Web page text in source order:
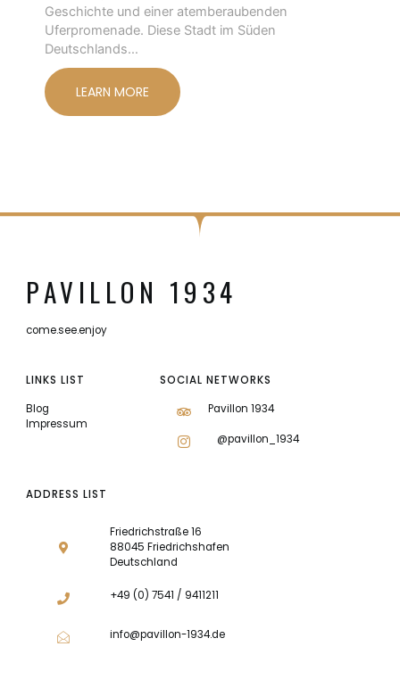
Geschichte und einer atemberaubenden
Uferpromenade. Diese Stadt im Süden
Deutschlands…
LEARN MORE
ADDRESS LIST
Friedrichstraße 16
88045 Friedrichshafen
Deutschland
+49 (0) 7541 / 9411211
info@pavillon-1934.de
SOCIAL NETWORKS
Pavillon 1934
@pavillon_1934
LINKS LIST
Blog
Impressum
PAVILLON 1934
come.see.enjoy